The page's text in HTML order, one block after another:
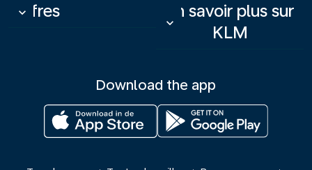
Offres
keyboard_arrow_down
En savoir plus sur
KLM
keyboard_arrow_down
Download the app